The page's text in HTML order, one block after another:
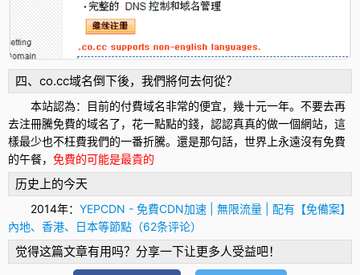
四、co.cc域名倒下後，我們將何去何從？
本站認為：目前的付費域名非常的便宜，幾十元一年。不要去再
去注冊騰免費的域名了，花一點點的錢，認認真真的做一個網站，這
樣最少也不枉費我們的一番折騰。還是那句話，世界上永遠沒有免費
的午餐， 免費的可能是最貴的
历史上的今天
2014年： YEPCDN - 免費CDN加速 | 無限流量 | 配有【免備案】
內地、香港、日本等節點（62条评论）
觉得这篇文章有用吗？分享一下让更多人受益吧！